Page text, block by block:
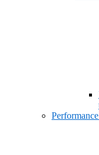
Performance